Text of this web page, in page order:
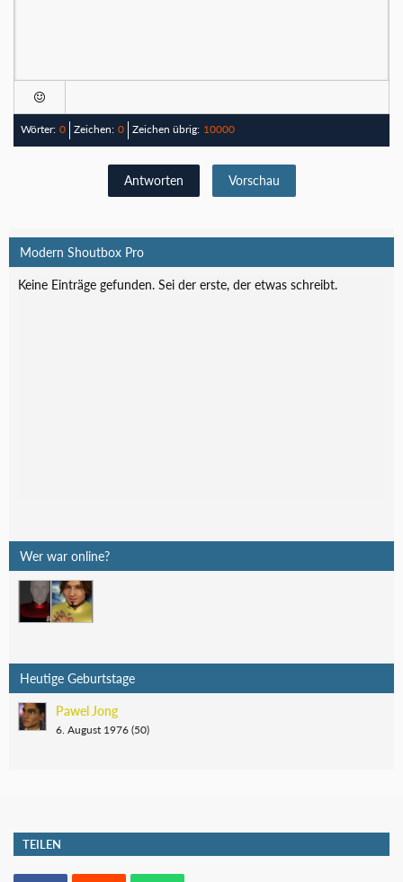
Wörter: 0 Zeichen: 0 Zeichen übrig: 10000
Antworten Vorschau
Modern Shoutbox Pro
Keine Einträge gefunden. Sei der erste, der etwas schreibt.
Wer war online?
Heutige Geburtstage
Pawel Jong
6. August 1976 (50)
TEILEN